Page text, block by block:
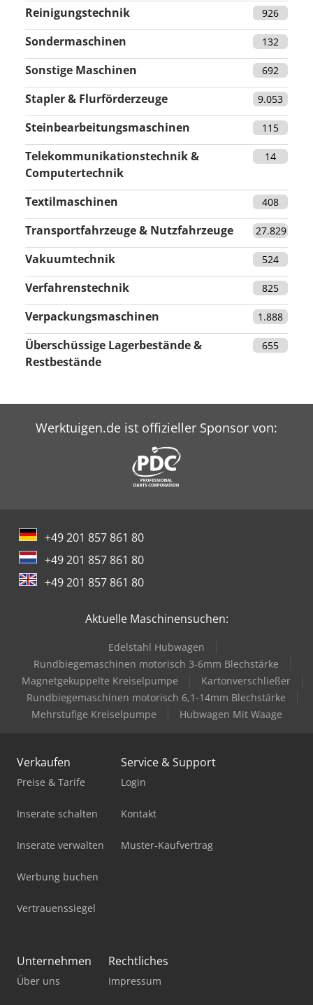
Reinigungstechnik 926
Sondermaschinen 132
Sonstige Maschinen 692
Stapler & Flurförderzeuge 9.053
Steinbearbeitungsmaschinen 115
Telekommunikationstechnik &
Computertechnik
14
Textilmaschinen 408
Transportfahrzeuge & Nutzfahrzeuge 27.829
Vakuumtechnik 524
Verfahrenstechnik 825
Verpackungsmaschinen 1.888
Überschüssige Lagerbestände &
Restbestände
655
Werktuigen.de ist offizieller Sponsor von:
+49 201 857 861 80
+49 201 857 861 80
+49 201 857 861 80
Aktuelle Maschinensuchen:
Edelstahl Hubwagen
Rundbiegemaschinen motorisch 3-6mm Blechstärke
Magnetgekuppelte Kreiselpumpe
Kartonverschließer
Rundbiegemaschinen motorisch 6,1-14mm Blechstärke
Mehrstufige Kreiselpumpe
Hubwagen Mit Waage
Verkaufen
Preise & Tarife
Inserate schalten
Inserate verwalten
Werbung buchen
Vertrauenssiegel
Service & Support
Login
Kontakt
Muster-Kaufvertrag
Unternehmen
Über uns
Rechtliches
Impressum